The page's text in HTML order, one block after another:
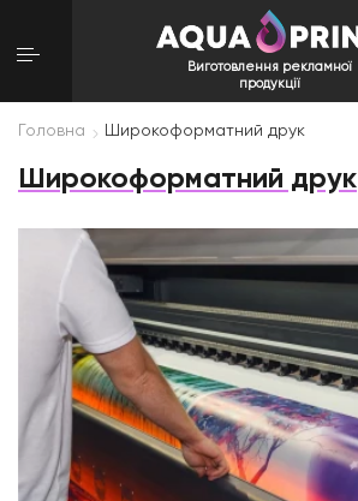
Виготовлення рекламної
продукції
Головна Широкоформатний друк
Широкоформатний друк